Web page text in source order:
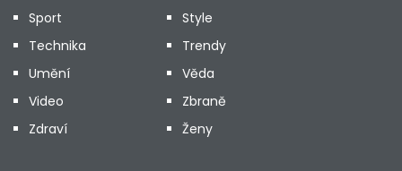
Sport
Style
Technika
Trendy
Umění
Věda
Video
Zbraně
Zdraví
Ženy